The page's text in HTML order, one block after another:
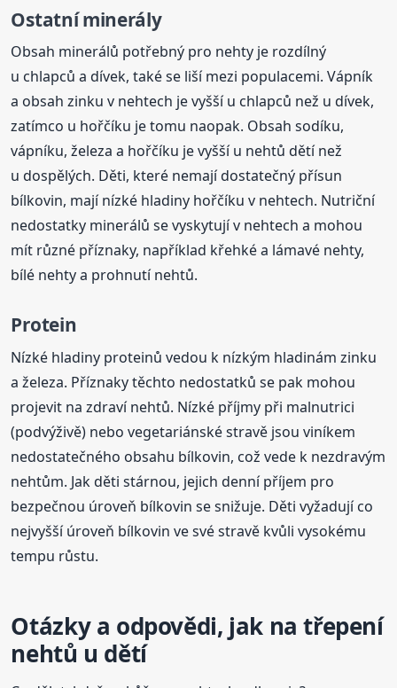
Ostatní minerály
Obsah minerálů potřebný pro nehty je rozdílný
u chlapců a dívek, také se liší mezi populacemi. Vápník
a obsah zinku v nehtech je vyšší u chlapců než u dívek,
zatímco u hořčíku je tomu naopak. Obsah sodíku,
vápníku, železa a hořčíku je vyšší u nehtů dětí než
u dospělých. Děti, které nemají dostatečný přísun
bílkovin, mají nízké hladiny hořčíku v nehtech. Nutriční
nedostatky minerálů se vyskytují v nehtech a mohou
mít různé příznaky, například křehké a lámavé nehty,
bílé nehty a prohnutí nehtů.
Protein
Nízké hladiny proteinů vedou k nízkým hladinám zinku
a železa. Příznaky těchto nedostatků se pak mohou
projevit na zdraví nehtů. Nízké příjmy při malnutrici
(podvýživě) nebo vegetariánské stravě jsou viníkem
nedostatečného obsahu bílkovin, což vede k nezdravým
nehtům. Jak děti stárnou, jejich denní příjem pro
bezpečnou úroveň bílkovin se snižuje. Děti vyžadují co
nejvyšší úroveň bílkovin ve své stravě kvůli vysokému
tempu růstu.
Otázky a odpovědi, jak na třepení
nehtů u dětí